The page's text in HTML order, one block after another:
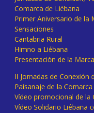
Comarca de Liébana
Primer Aniversario de la
Sensaciones
Cantabria Rural
Himno a Liébana
Presentación de la
II Jornadas de
Paisanaje de la
Vídeo promocional de la
Vídeo Solidario Liébana